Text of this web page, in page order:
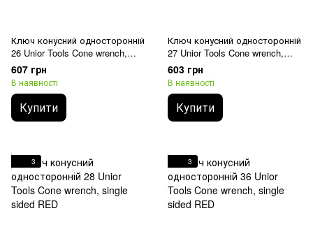
Ключ конусний односторонній
26 Unior Tools Cone wrench,
single sided RED
607 грн
В наявності
Купити
Ключ конусний односторонній
27 Unior Tools Cone wrench,
single sided RED
603 грн
В наявності
Купити
3 3